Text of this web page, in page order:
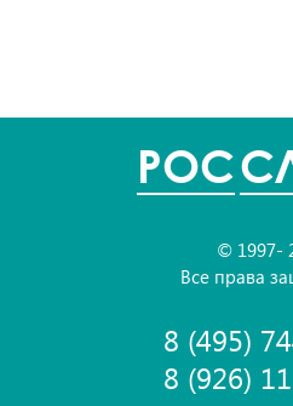
POC
© 1997-
Все права
8 (495)
8 (926)